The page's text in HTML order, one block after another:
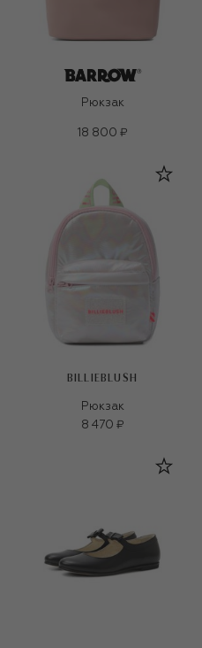
Рюкзак
18 800 ₽
BILLIEBLUSH
Рюкзак
8 470 ₽